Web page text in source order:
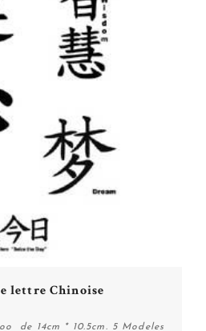
lettre Chinoise
de 14cm * 10.5cm. 5 Modeles